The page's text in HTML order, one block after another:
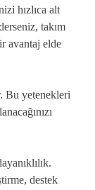
hızlıca alt
takım
avantaj elde
Bu yetenekleri
destek